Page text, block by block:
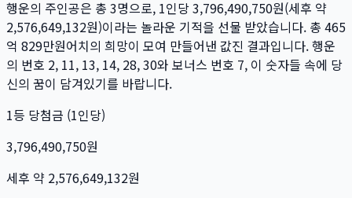
행운의 주인공은 총 3명으로, 1인당3,796,490,750원(세후 약
2,576,649,132원)이라는 놀라운 기적을 선물 받았습니다. 총 465
억 829만원어치의 희망이 모여 만들어낸 값진 결과입니다. 행운
의 번호 2, 11, 13, 14, 28, 30와 보너스 번호 7, 이 숫자들 속에 당
신의 꿈이 담겨있기를 바랍니다.
1등 당첨금 (1인당)
3,796,490,750원
세후 약 2,576,649,132원